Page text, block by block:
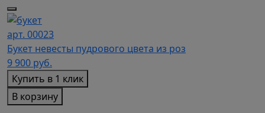
арт. 00023
Букет невесты пудрового цвета из роз
9 900 руб.
Купить в 1 клик
В корзину